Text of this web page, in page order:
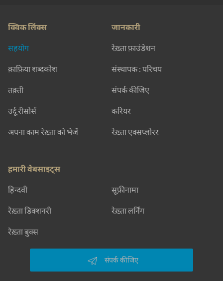
क्विक लिंक्स
सहयोग
क़ाफ़िया शब्दकोश
तक़्ती
उर्दू रीसोर्स
अपना काम रेख़्ता को भेजें
जानकारी
रेख़्ता फ़ाउंडेशन
संस्थापक : परिचय
संपर्क कीजिए
करियर
रेख़्ता एक्सप्लोरर
हमारी वेबसाइट्स
हिन्दवी सूफ़ीनामा
रेख़्ता डिक्शनरी रेख़्ता लर्निंग
रेख़्ता बुक्स
संपर्क कीजिए